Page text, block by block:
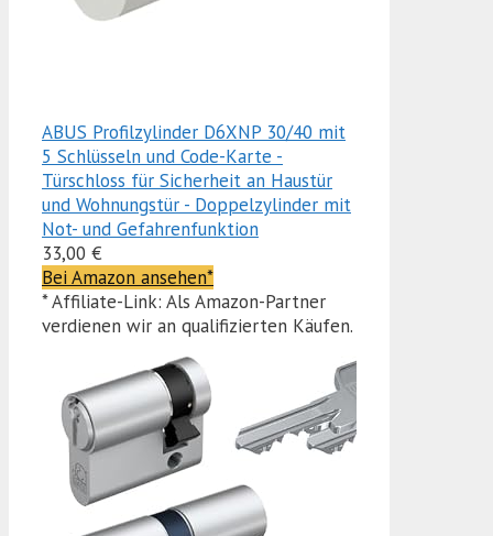
ABUS Profilzylinder D6XNP 30/40 mit
5 Schlüsseln und Code-Karte -
Türschloss für Sicherheit an Haustür
und Wohnungstür - Doppelzylinder mit
Not- und Gefahrenfunktion
33,00 €
Bei Amazon ansehen*
* Affiliate-Link: Als Amazon-Partner
verdienen wir an qualifizierten Käufen.